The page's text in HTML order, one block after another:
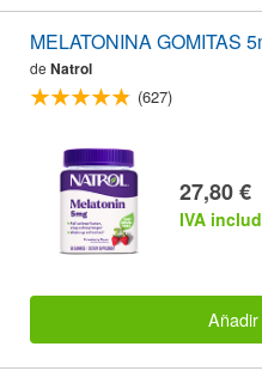
MELATONINA GOMITAS
de Natrol
(627)
27,80 €
IVA